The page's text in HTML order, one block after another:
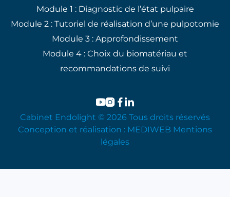
Module 1 : Diagnostic de l’état pulpaire
Module 2 : Tutoriel de réalisation d’une pulpotomie
Module 3 : Approfondissement
Module 4 : Choix du biomatériau et
recommandations de suivi
Cabinet Endolight © 2026 Tous droits réservés
Conception et réalisation : MEDIWEB Mentions
légales